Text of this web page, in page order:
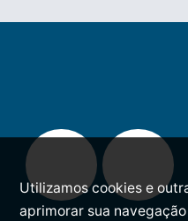
Utilizamos cookies e
aprimorar sua